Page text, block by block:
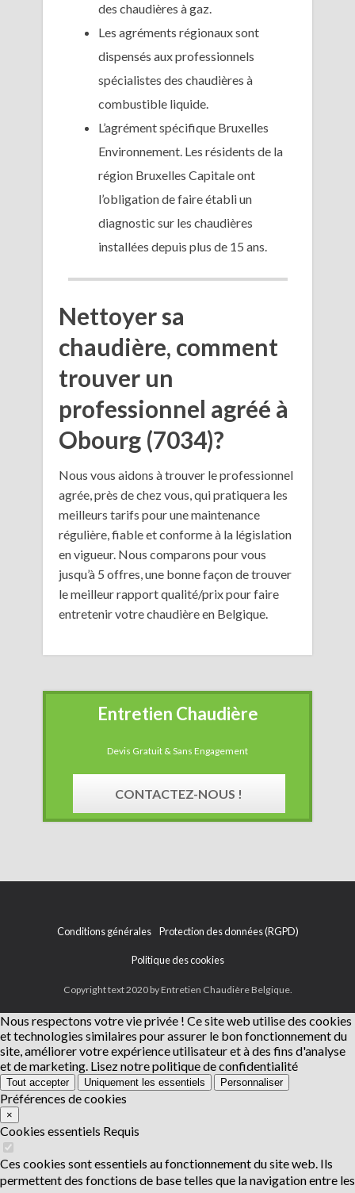
des chaudières à gaz.
Les agréments régionaux sont
dispensés aux professionnels
spécialistes des chaudières à
combustible liquide.
L’agrément spécifique Bruxelles
Environnement. Les résidents de la
région Bruxelles Capitale ont
l’obligation de faire établi un
diagnostic sur les chaudières
installées depuis plus de 15 ans.
Nettoyer sa
chaudière, comment
trouver un
professionnel agréé à
Obourg (7034)?
Nous vous aidons à trouver le professionnel
agrée, près de chez vous, qui pratiquera les
meilleurs tarifs pour une maintenance
régulière, fiable et conforme à la législation
en vigueur. Nous comparons pour vous
jusqu’à 5 offres, une bonne façon de trouver
le meilleur rapport qualité/prix pour faire
entretenir votre chaudière en Belgique.
Entretien Chaudière
Devis Gratuit & Sans Engagement
CONTACTEZ-NOUS !
Conditions générales Protection des données (RGPD)
Politique des cookies
Copyright text 2020 by Entretien Chaudière Belgique.
Nous respectons votre vie privée ! Ce site web utilise des cookies
et technologies similaires pour assurer le bon fonctionnement du
site, améliorer votre expérience utilisateur et à des fins d'analyse
et de marketing. Lisez notre politique de confidentialité
Tout accepter Uniquement les essentiels Personnaliser
Préférences de cookies
×
Cookies essentiels Requis
Ces cookies sont essentiels au fonctionnement du site web. Ils
permettent des fonctions de base telles que la navigation entre les